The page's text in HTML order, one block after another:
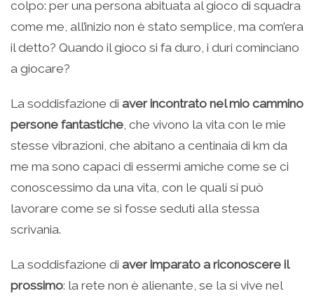
colpo: per una persona abituata al gioco di squadra
come me, all’inizio non è stato semplice, ma com’era
il detto? Quando il gioco si fa duro, i duri cominciano
a giocare?
La soddisfazione di aver incontrato nel mio cammino
persone fantastiche , che vivono la vita con le mie
stesse vibrazioni, che abitano a centinaia di km da
me ma sono capaci di essermi amiche come se ci
conoscessimo da una vita, con le quali si può
lavorare come se si fosse seduti alla stessa
scrivania.
La soddisfazione di aver imparato a riconoscere il
prossimo: la rete non è alienante, se la si vive nel